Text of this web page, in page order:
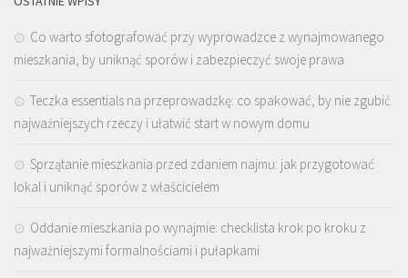
Co warto sfotografować przy wyprowadzce z wynajmowanego
mieszkania, by uniknąć sporów i zabezpieczyć swoje prawa
Teczka essentials na przeprowadzkę: co spakować, by nie zgubić
najważniejszych rzeczy i ułatwić start w nowym domu
Sprzątanie mieszkania przed zdaniem najmu: jak przygotować
lokal i uniknąć sporów z właścicielem
Oddanie mieszkania po wynajmie: checklista krok po kroku z
najważniejszymi formalnościami i pułapkami